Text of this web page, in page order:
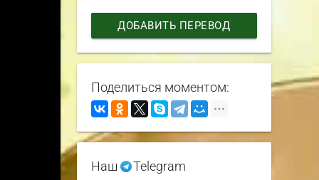
ДОБАВИТЬ ПЕРЕВОД
Поделиться моментом:
Наш Telegram